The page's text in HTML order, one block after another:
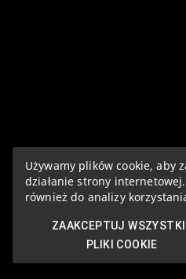
Używamy plików cookie, aby
działanie strony
również do analizy
ZAAKCEPTUJ
PLIKI COOKIE